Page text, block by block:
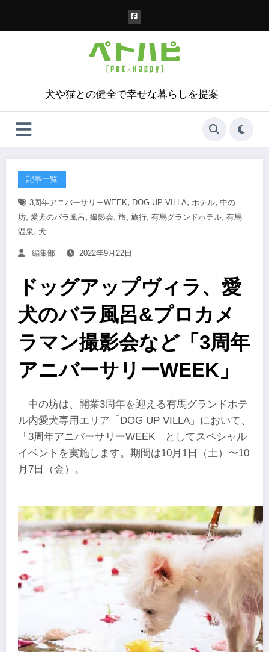
犬や猫との健全で幸せな暮らしを提案
記事一覧
3周年アニバーサリーWEEK, DOG UP VILLA, ホテル, 中の
坊, 愛犬のバラ風呂 , 撮影会, 旅, 旅行, 有馬グランドホテル, 有馬
温泉, 犬
編集部 2022年9月22日
ドッグアップヴィラ、愛
犬のバラ風呂&プロカメ
ラマン撮影会など「3周年
アニバーサリーWEEK」
中の坊は、開業3周年を迎える有馬グランドホテ
ル内愛犬専用エリア「DOG UP VILLA」において、
「3周年アニバーサリーWEEK」としてスペシャル
イベントを実施します。期間は10月1日（土）〜10
月7日（金）。